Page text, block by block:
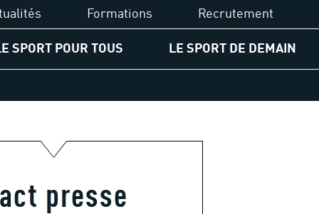
Formations
Formations
Recrutement
SPORT POUR TOUS
pour les jeunes
égalité des chances
LE SPORT DE DEMAIN
presse